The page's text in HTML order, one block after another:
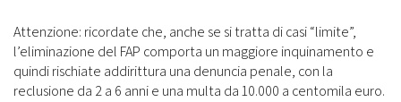
Attenzione: ricordate che, anche se si tratta di casi “limite”,
l’eliminazione del FAP comporta un maggiore inquinamento e
quindi rischiate addirittura una denuncia penale, con la
reclusione da 2 a 6 anni e una multa da 10.000 a centomila euro.